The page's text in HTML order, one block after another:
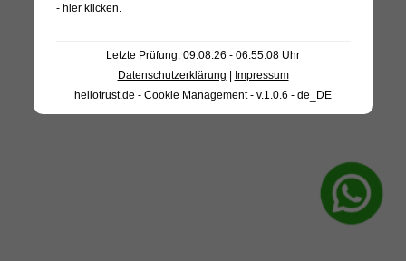
- hier klicken.
Letzte Prüfung: 09.08.26 - 06:55:08 Uhr
Datenschutzerklärung
Impressum
hellotrust.de - Cookie Management - v.1.0.6 - de_DE